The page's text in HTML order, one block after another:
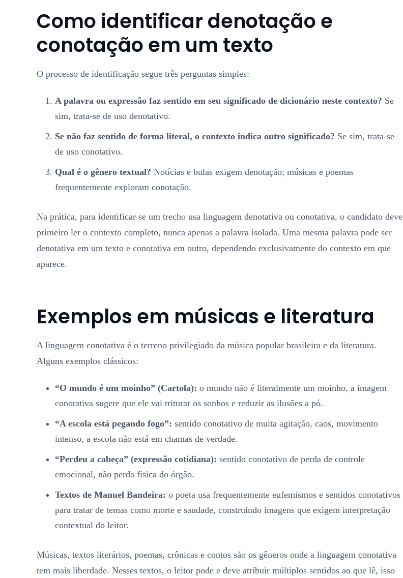
Como identificar denotação e
conotação em um texto
O processo de identificação segue três perguntas simples:
A palavra ou expressão faz sentido em seu significado de dicionário neste contexto? Se
sim, trata-se de uso denotativo.
Se não faz sentido de forma literal, o contexto indica outro significado? Se sim, trata-se
de uso conotativo.
Qual é o gênero textual? Notícias e bulas exigem denotação; músicas e poemas
frequentemente exploram conotação.
Na prática, para identificar se um trecho usa linguagem denotativa ou conotativa, o candidato deve
primeiro ler o contexto completo, nunca apenas a palavra isolada. Uma mesma palavra pode ser
denotativa em um texto e conotativa em outro, dependendo exclusivamente do contexto em que
aparece.
Exemplos em músicas e literatura
A linguagem conotativa é o terreno privilegiado da música popular brasileira e da literatura.
Alguns exemplos clássicos:
“O mundo é um moinho” (Cartola): o mundo não é literalmente um moinho, a imagem
conotativa sugere que ele vai triturar os sonhos e reduzir as ilusões a pó.
“A escola está pegando fogo”: sentido conotativo de muita agitação, caos, movimento
intenso, a escola não está em chamas de verdade.
“Perdeu a cabeça” (expressão cotidiana): sentido conotativo de perda de controle
emocional, não perda física do órgão.
Textos de Manuel Bandeira: o poeta usa frequentemente eufemismos e sentidos conotativos
para tratar de temas como morte e saudade, construindo imagens que exigem interpretação
contextual do leitor.
Músicas, textos literários, poemas, crônicas e contos são os gêneros onde a linguagem conotativa
tem mais liberdade. Nesses textos, o leitor pode e deve atribuir múltiplos sentidos ao que lê, isso